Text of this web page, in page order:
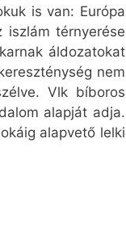
is van: Európa
térnyerése
áldozatokat
nem
Vlk bíboros
alapját adja.
alapvető lelki